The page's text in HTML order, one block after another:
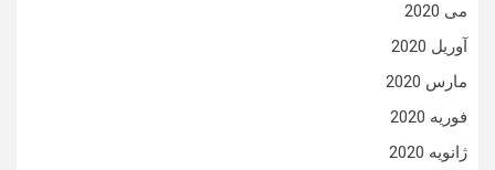
می 2020
آوریل 2020
مارس 2020
فوریه 2020
ژانویه 2020